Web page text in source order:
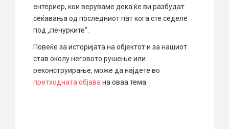
ентериер, кои веруваме дека ќе ви разбудат
сеќавања од последниот пат кога сте седеле
под „печурките“.
Повеќе за историјата на објектот и за нашиот
став околу неговото рушење или
реконструирање, може да најдете во
претходната објава на оваа тема.